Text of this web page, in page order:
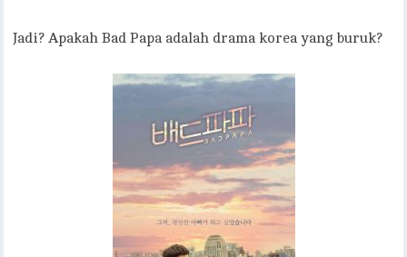
Jadi? Apakah Bad Papa adalah drama korea yang buruk?